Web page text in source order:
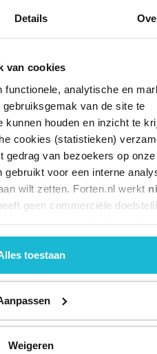
Details
van cookies
functionele, analytische en
van de site te
kunnen houden en inzicht te
cookies (statistieken)
gedrag van bezoekers op onze
gebruikt voor een interne
wilt zetten. Forten.nl werkt
geen commerciële
toestaan
Weigeren
Disclaimer
Contact
de